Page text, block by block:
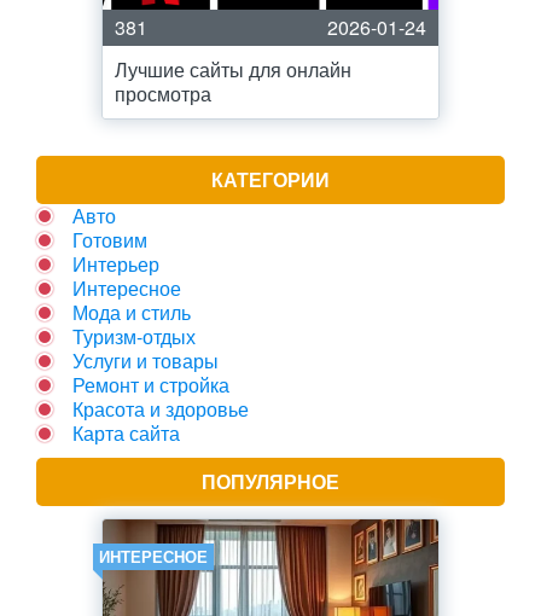
381
2026-01-24
Лучшие сайты для онлайн
просмотра
КАТЕГОРИИ
Авто
Готовим
Интерьер
Интересное
Мода и стиль
Туризм-отдых
Услуги и товары
Ремонт и стройка
Красота и здоровье
Карта сайта
ПОПУЛЯРНОЕ
ИНТЕРЕСНОЕ